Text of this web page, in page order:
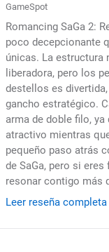
GameSpot
Romancing SaGa 2:
poco decepcionante
únicas. La estructura
liberadora, pero los
destellos es
gancho estratégico.
arma de doble filo,
atractivo mientras
pequeño paso atrás
de SaGa, pero si eres
resonar contigo más
Leer reseña completa